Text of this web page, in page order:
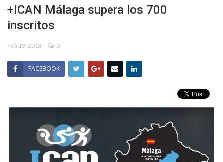
+ICAN Málaga supera los 700
inscritos
Feb 19, 2013 0
FACEBOOK